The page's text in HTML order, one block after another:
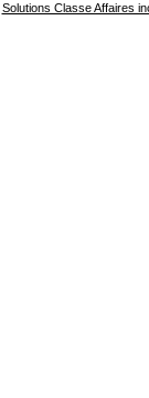
Solutions Classe Affaires